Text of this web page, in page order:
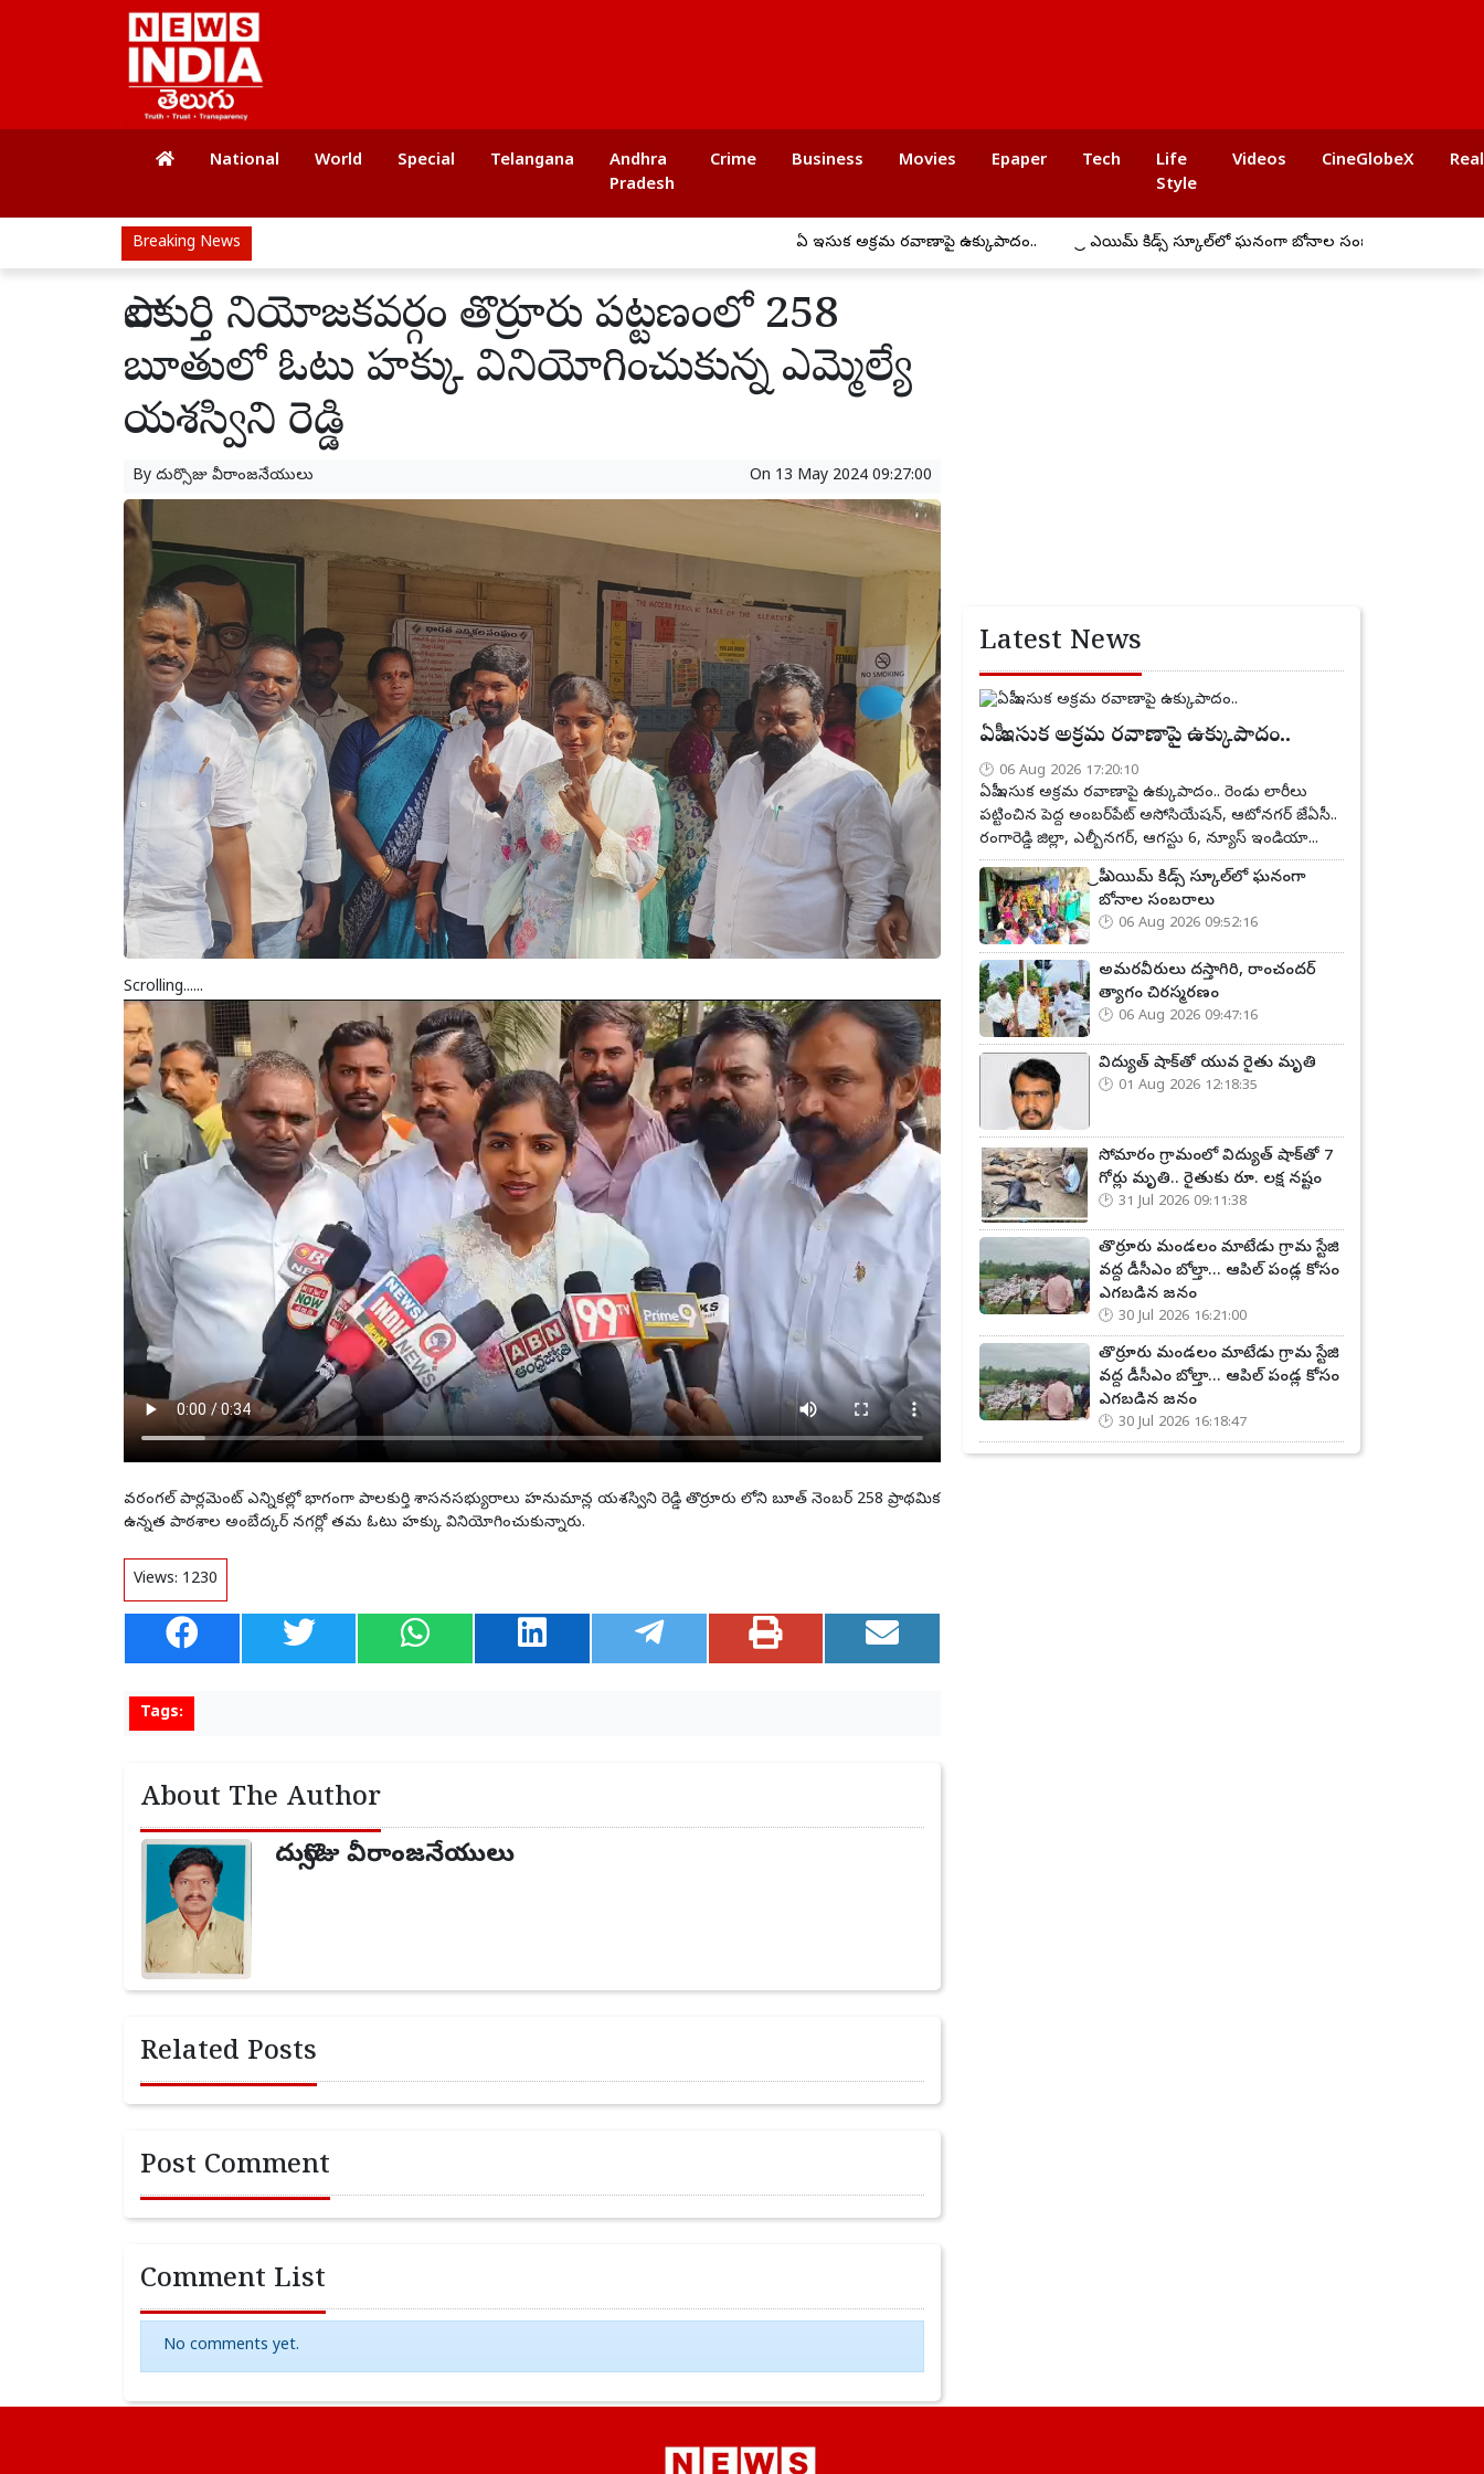
National World Special Telangana
Andhra
Pradesh
Crime Business Movies Epaper Tech
Life
Style
Videos CineGlobeX
Breaking News ఏపీ ఇసుక అక్రమ రవాణాపై ఉక్కుపాదం.. ప్రీ ఎయిమ్ కిడ్స్ స్కూల్‌లో ఘనంగా బోనాల సంబరాలు
పాలకుర్తి నియోజకవర్గం తొర్రూరు పట్టణంలో 258
బూతులో ఓటు హక్కు వినియోగించుకున్న ఎమ్మెల్యే
యశస్విని రెడ్డి
By దుర్సొజు వీరాంజనేయులు On 13 May 2024 09:27:00
Scrolling......
వరంగల్ పార్లమెంట్ ఎన్నికల్లో భాగంగా పాలకుర్తి శాసనసభ్యురాలు హనుమాన్ల యశస్విని రెడ్డి తొర్రూరు లోని బూత్ నెంబర్ 258 ప్రాథమిక
ఉన్నత పాఠశాల అంబేద్కర్ నగర్లో తమ ఓటు హక్కు వినియోగించుకున్నారు.
Views: 1230
Tags:
About The Author
దుర్సొజు వీరాంజనేయులు
Related Posts
Post Comment
Comment List
No comments yet.
Latest News
ఏపీ ఇసుక అక్రమ రవాణాపై ఉక్కుపాదం..
06 Aug 2026 17:20:10
ఏపీ ఇసుక అక్రమ రవాణాపై ఉక్కుపాదం.. రెండు లారీలు
పట్టించిన పెద్ద అంబర్‌పేట్ అసోసియేషన్, ఆటోనగర్ జేఏసీ..
రంగారెడ్డి జిల్లా, ఎల్బీనగర్, ఆగస్టు 6, న్యూస్ ఇండియా...
ప్రీ ఎయిమ్ కిడ్స్ స్కూల్‌లో ఘనంగా
బోనాల సంబరాలు
06 Aug 2026 09:52:16
అమరవీరులు దస్తాగిరి, రాంచందర్
త్యాగం చిరస్మరణం
06 Aug 2026 09:47:16
విద్యుత్ షాక్‌తో యువ రైతు మృతి
01 Aug 2026 12:18:35
సోమారం గ్రామంలో విద్యుత్ షాక్‌తో 7
గోర్లు మృతి.. రైతుకు రూ. లక్ష నష్టం
31 Jul 2026 09:11:38
తొర్రూరు మండలం మాటేడు గ్రామ స్టేజి
వద్ద డీసీఎం బోల్తా... ఆపిల్ పండ్ల కోసం
ఎగబడిన జనం
30 Jul 2026 16:21:00
తొర్రూరు మండలం మాటేడు గ్రామ స్టేజి
వద్ద డీసీఎం బోల్తా... ఆపిల్ పండ్ల కోసం
ఎగబడిన జనం
30 Jul 2026 16:18:47